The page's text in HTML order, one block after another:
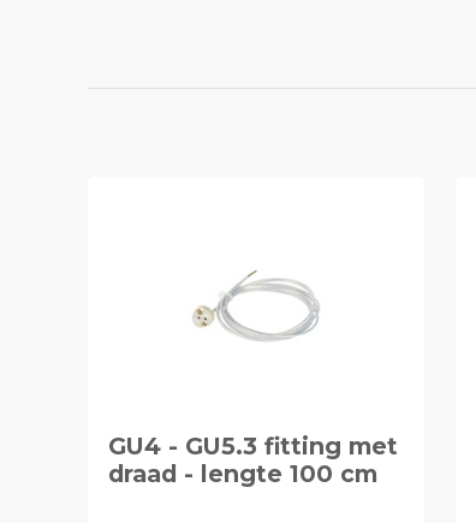
GU4 - GU5.3 fitting met
draad - lengte 100 cm